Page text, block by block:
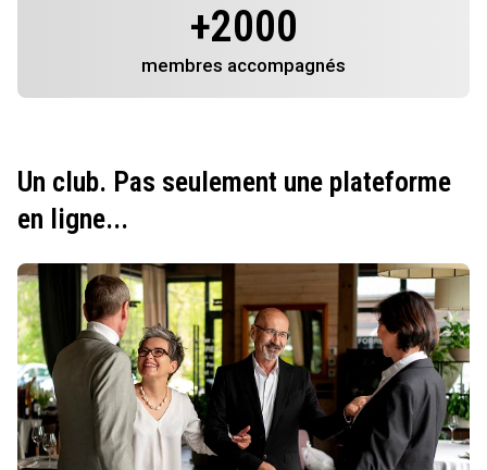
+2000
membres accompagnés
Un club. Pas seulement une plateforme
en ligne...